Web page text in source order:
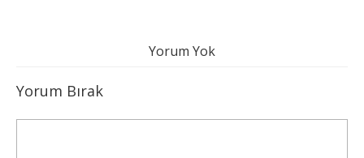
Yorum Yok
Yorum Bırak